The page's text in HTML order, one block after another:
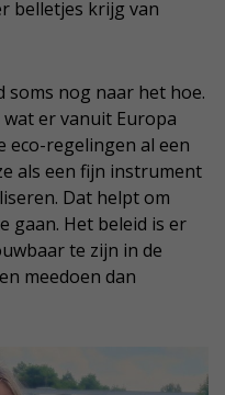
belletjes krijg van
soms nog naar het hoe.
er vanuit Europa
eco-regelingen al een
als een fijn instrument
Dat helpt om
gaan. Het beleid is er
te zijn in de
meedoen dan